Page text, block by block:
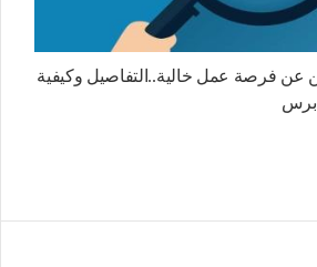
عن فرصة عمل خالية..التفاصيل وكيفية
برس